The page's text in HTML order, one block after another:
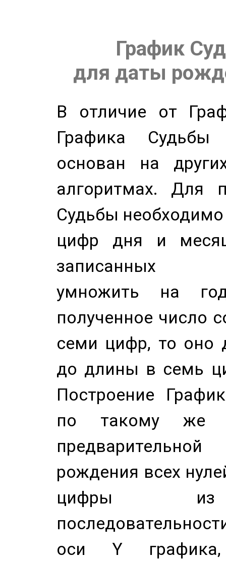
График
для даты
В отличие от
Графика
основан на
алгоритмах. Для
Судьбы
цифр дня и
записанных
умножить на
полученное число
семи цифр, то оно
до длины в семь
Построение
по такому же
рождения всех
цифры из
оси Y